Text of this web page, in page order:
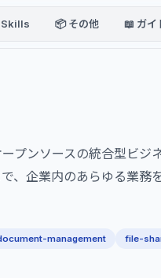
Skills 📦 その他 📖 ガイ
プンソースの統合型ビジ
、企業内のあらゆる業務
management file-